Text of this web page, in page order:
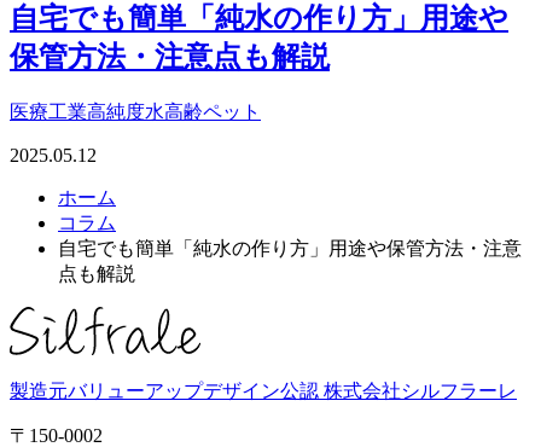
自宅でも簡単「純水の作り方」用途や
保管方法・注意点も解説
医療工業高純度水高齢ペット
2025.05.12
ホーム
コラム
自宅でも簡単「純水の作り方」用途や保管方法・注意
点も解説
製造元バリューアップデザイン公認 株式会社シルフラーレ
〒150-0002